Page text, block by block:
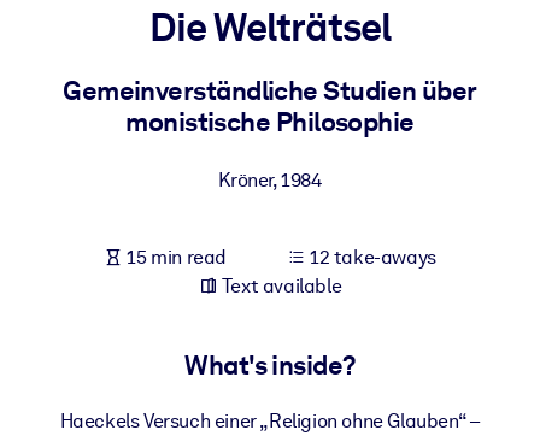
For LMS/LXP
Bring bite-sized, verified knowledge into your LMS/LXP for
For Corporate Libraries
knowledge.
Die Welträtsel
Gemeinverständliche Studien über
monistische Philosophie
Kröner,1984
15 min read
12 take-aways
Text available
What's inside?
Haeckels Versuch einer „Religion ohne Glauben“ –